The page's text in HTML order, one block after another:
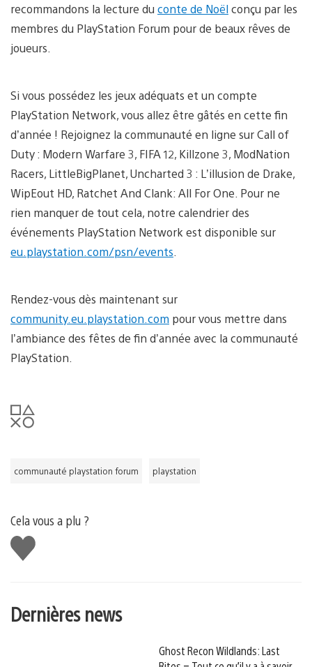
recommandons la lecture du conte de Noëlconçu par les
membres du PlayStation Forum pour de beaux rêves de
joueurs.
Si vous possédez les jeux adéquats et un compte
PlayStation Network, vous allez être gâtés en cette fin
d’année ! Rejoignez la communauté en ligne sur Call of
Duty : Modern Warfare 3, FIFA 12, Killzone 3, ModNation
Racers, LittleBigPlanet, Uncharted 3 : L’illusion de Drake,
WipEout HD, Ratchet And Clank: All For One. Pour ne
rien manquer de tout cela, notre calendrier des
événements PlayStation Network est disponible sur
eu.playstation.com/psn/events
Rendez-vous dès maintenant sur
community.eu.playstation.com pour vous mettre dans
l’ambiance des fêtes de fin d’année avec la communauté
PlayStation.
communauté playstation forum playstation
Cela vous a plu ?
J'aime
Dernières news
Ghost Recon Wildlands: Last